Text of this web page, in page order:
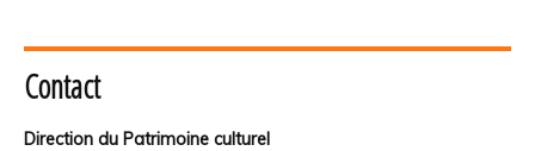
Contact
Direction du Patrimoine culturel